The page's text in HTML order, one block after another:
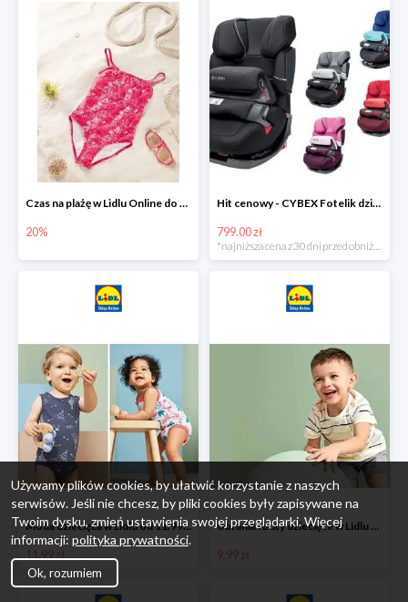
Czas na plażę w Lidlu Online do -20%
20%
Hit cenowy - CYBEX Fotelik dziecięcy samochodowy Pallasfix grupa I-III, 9-36 kg
799.00 zł
Moda dziecięca w Lidlu od 11.99 zł
11.99 zł
Ubrania i buty dziecięce w Lidlu Online od 9,99 zł
9.99 zł
Używamy plików cookies, by ułatwić korzystanie z naszych
serwisów. Jeśli nie chcesz, by pliki cookies były zapisywane na
Twoim dysku, zmień ustawienia swojej przeglądarki. Więcej
informacji: polityka prywatności.
Ok, rozumiem